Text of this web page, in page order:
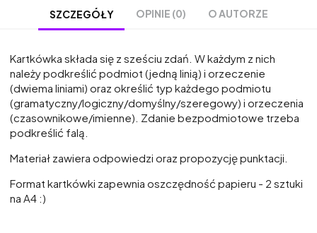
SZCZEGÓŁY OPINIE (0) O AUTORZE
Kartkówka składa się z sześciu zdań. W każdym z nich
należy podkreślić podmiot (jedną linią) i orzeczenie
(dwiema liniami) oraz określić typ każdego podmiotu
(gramatyczny/logiczny/domyślny/szeregowy) i orzeczenia
(czasownikowe/imienne). Zdanie bezpodmiotowe trzeba
podkreślić falą.
Materiał zawiera odpowiedzi oraz propozycję punktacji.
Format kartkówki zapewnia oszczędność papieru - 2 sztuki
na A4 :)